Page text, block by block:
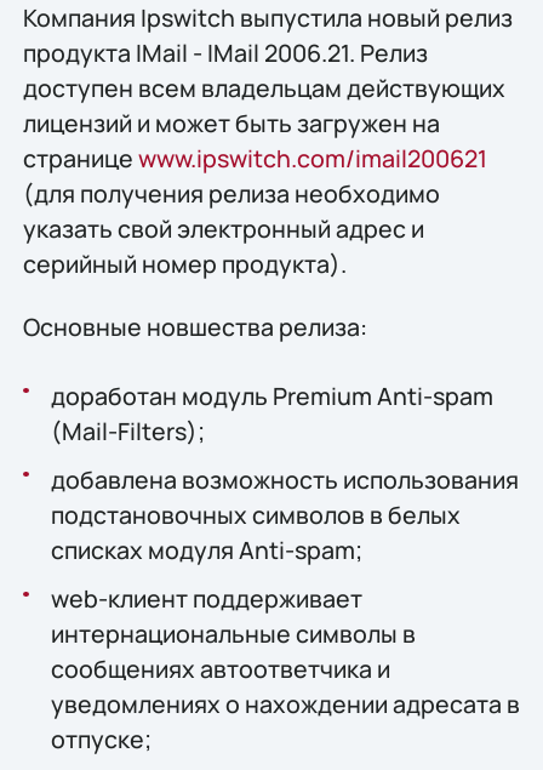
Компания Ipswitch выпустила новый релиз
продукта IMail - IMail 2006.21. Релиз
доступен всем владельцам действующих
лицензий и может быть загружен на
страницеwww.ipswitch.com/imail200621
(для получения релиза необходимо
указать свой электронный адрес и
серийный номер продукта).
Основные новшества релиза:
доработан модуль Premium Anti-spam
(Mail-Filters);
добавлена возможность использования
подстановочных символов в белых
списках модуля Anti-spam;
web-клиент поддерживает
интернациональные символы в
сообщениях автоответчика и
уведомлениях о нахождении адресата в
отпуске;